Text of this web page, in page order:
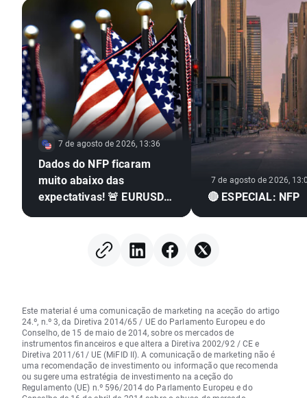
7 de agosto de 2026, 13:36
Dados do NFP ficaram
muito abaixo das
expectativas! 🚨 EURUSD
7 de agosto de 2026,
🔴 ESPECIAL: NFP
Este material é uma comunicação de marketing na aceção do artigo
24.º, n.º 3, da Diretiva 2014/65 / UE do Parlamento Europeu e do
Conselho, de 15 de maio de 2014, sobre os mercados de
instrumentos financeiros e que altera a Diretiva 2002/92 / CE e
Diretiva 2011/61/ UE (MiFID II). A comunicação de marketing não é
uma recomendação de investimento ou informação que recomenda
ou sugere uma estratégia de investimento na aceção do
Regulamento (UE) n.º 596/2014 do Parlamento Europeu e do